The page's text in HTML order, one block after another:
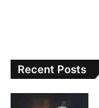
Recent Posts